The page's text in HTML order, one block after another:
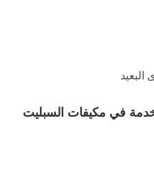
البعيد
في مكيفات السبليت